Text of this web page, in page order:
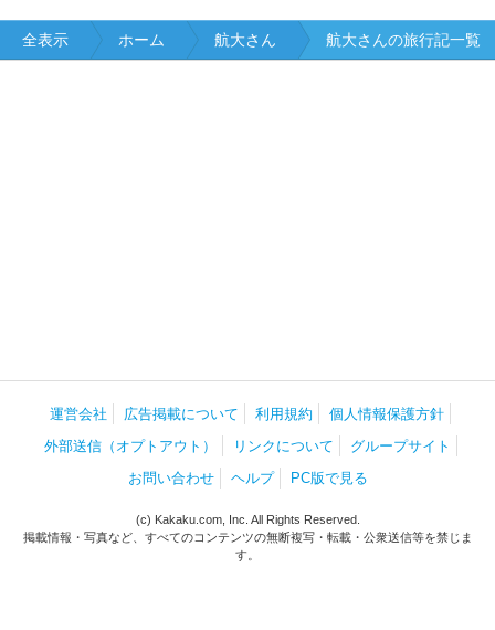
全表示 ホーム 航大さん 航大さんの旅行記一覧
運営会社 広告掲載について 利用規約
個人情報保護方針
外部送信（オプトアウト）
リンクについて
グループサイト
お問い合わせ
ヘルプ PC版で見る
(c) Kakaku.com, Inc. All Rights Reserved.
掲載情報・写真など、すべてのコンテンツの無断複写・転載・公衆送信等を禁じま
す。